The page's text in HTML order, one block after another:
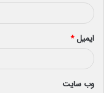
ایمیل*
وب‌ سایت